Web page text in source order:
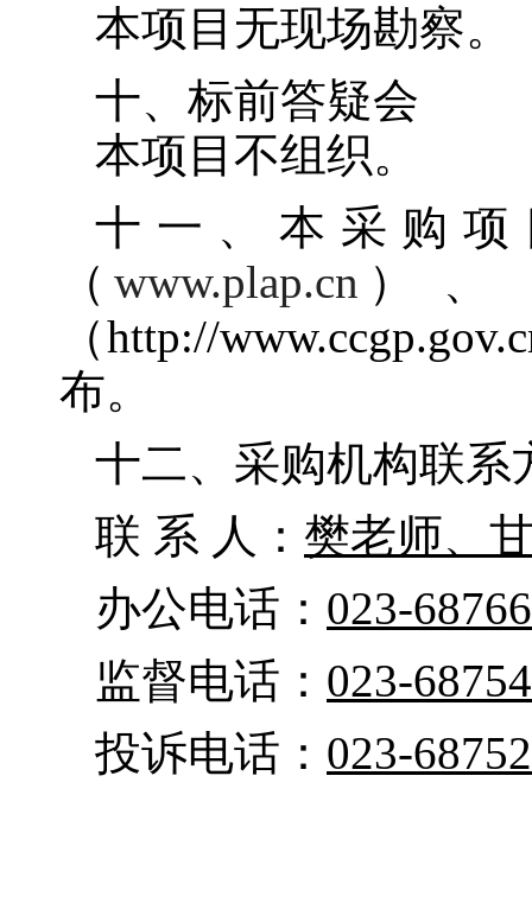
本项目无现场勘察。
十、标前答疑会
本项目 不组织。
十一、 本采购
（www.plap.cn ）
、
（http://
布。
十二、采购机构联系
联 系 人： 樊老师、
办公电话： 023-
监督电话： 023-
投诉电话： 023-